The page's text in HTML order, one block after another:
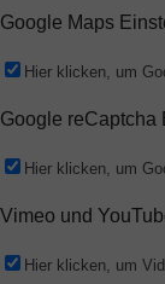
Google Maps
Hier klicken, um
Google reCaptcha
Hier klicken, um
Vimeo und
Hier klicken, um